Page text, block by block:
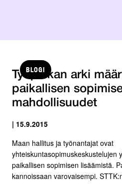
BLOGI
Työpaikan arki
paikallisen
mahdollisuudet
| 15.9.2015
Maan hallitus ja työnantajat ovat
yhteiskuntasopimuskeskustelujen
paikallisen sopimisen lisäämistä.
kannoissaan varovaisempi.